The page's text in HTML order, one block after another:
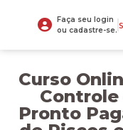
Faça seu login
ou cadastre-se.
Curso
Controle
Pronto